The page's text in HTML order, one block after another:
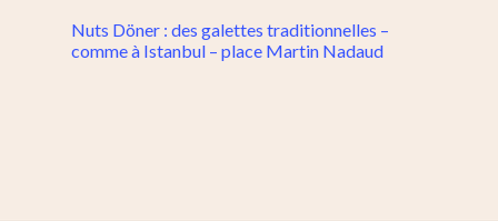
Nuts Döner : des galettes traditionnelles –
comme à Istanbul – place Martin Nadaud